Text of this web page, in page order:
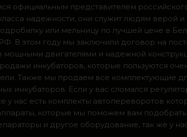
официальным представителем
надежности, они служит людям верой
или мельницу по лучшей цене в
В этом году мы заключили договор на
мощными двигателями и надежной
инкубаторов, которые пользуются
Также мы продаем все комплектующие
инкубаторов. Если у вас сломался
нас есть комплекты автопереворотов
которые мы поможем вам
и другое оборудование, так же у